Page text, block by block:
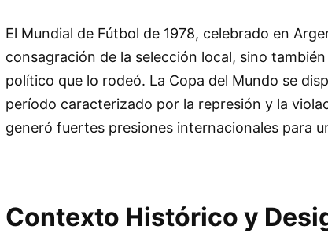
El Mundial de Fútbol de 1978, celebrado en
consagración de la selección local, sino
político que lo rodeó. La Copa del Mundo se
período caracterizado por la represión y la
generó fuertes presiones internacionales para
Contexto Histórico y